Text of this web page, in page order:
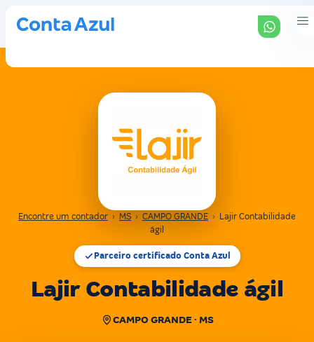
Encontre um contador › MS › CAMPO GRANDE ›
Lajir Contabilidade
ágil
Parceiro certificado Conta Azul
Lajir Contabilidade ágil
CAMPO GRANDE · MS